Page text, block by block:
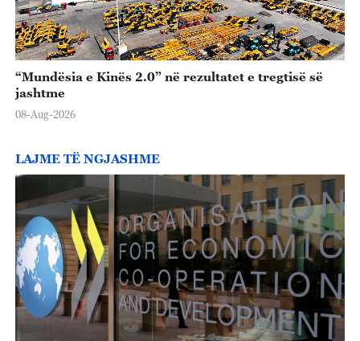
“Mundësia e Kinës 2.0” në rezultatet e tregtisë së
jashtme
08-Aug-2026
LAJME TË NGJASHME